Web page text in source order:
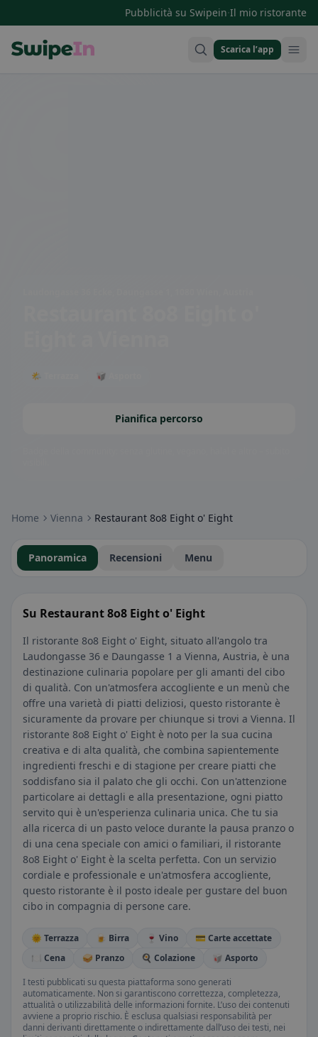
Pubblicità su Swipein·Il mio ristorante
Scarica l’app
🌤 Terrazza 🥡 Asporto
Pianifica percorso
Home Vienna Restaurant 8o8 Eight o' Eight
Panoramica Recensioni Menu
Su Restaurant 8o8 Eight o' Eight
Il ristorante 8o8 Eight o' Eight, situato all'angolo tra
Laudongasse 36 e Daungasse 1 a Vienna, Austria, è una
destinazione culinaria popolare per gli amanti del cibo
di qualità. Con un'atmosfera accogliente e un menù che
offre una varietà di piatti deliziosi, questo ristorante è
sicuramente da provare per chiunque si trovi a Vienna. Il
ristorante 8o8 Eight o' Eight è noto per la sua cucina
creativa e di alta qualità, che combina sapientemente
ingredienti freschi e di stagione per creare piatti che
soddisfano sia il palato che gli occhi. Con un'attenzione
particolare ai dettagli e alla presentazione, ogni piatto
servito qui è un'esperienza culinaria unica. Che tu sia
alla ricerca di un pasto veloce durante la pausa pranzo o
di una cena speciale con amici o familiari, il ristorante
8o8 Eight o' Eight è la scelta perfetta. Con un servizio
cordiale e professionale e un'atmosfera accogliente,
questo ristorante è il posto ideale per gustare del buon
cibo in compagnia di persone care.
🌞 Terrazza 🍺 Birra 🍷 Vino
💳 Carte accettate
🍽️ Cena
🥪 Pranzo 🍳 Colazione
🥡 Asporto
I testi pubblicati su questa piattaforma sono generati
automaticamente. Non si garantiscono correttezza, completezza,
attualità o utilizzabilità delle informazioni fornite. L’uso dei contenuti
avviene a proprio rischio. È esclusa qualsiasi responsabilità per
danni derivanti direttamente o indirettamente dall’uso dei testi, nei